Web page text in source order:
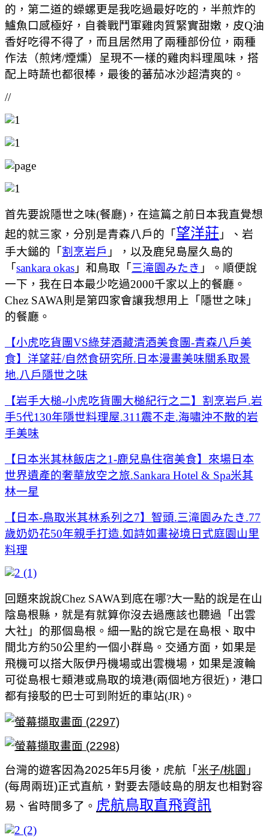
的，第二道的蠑螺更是我吃過最好吃的，半煎炸的
鱸魚口感極好，自養戰鬥軍雞肉質緊實甜嫩，皮Q油
香好吃得不得了，而且居然用了兩種部份位，兩種
作法（煎烤/煙燻）呈現不一樣的雞肉料理風味，搭
配上時蔬也都很棒，最後的蕃茄冰沙超清爽的。
//
首先要說隱世之味(餐廳)，在這篇之前日本我直覺想
起的就三家，分別是青森八戶的「 望洋莊 」、岩
手大鎚的「 割烹岩戶 」，以及鹿兒島屋久島的
「 sankara okas 」和鳥取「 三滝園みたき 」。順便說
一下，我在日本最少吃過2000千家以上的餐廳。
Chez SAWA則是第四家會讓我想用上「隱世之味」
的餐廳。
【小虎吃貨團VS綠芽酒藏清酒美食團-青森八戶美
食】洋望莊/自然食研究所.日本漫畫美味關系取景
地.八戶隱世之味
【岩手大槌-小虎吃貨團大槌紀行之二】割烹岩戶.岩
手5代130年隱世料理屋.311震不走.海嘯沖不散的岩
手美味
【日本米其林飯店之1-鹿兒島住宿美食】來場日本
世界遺產的奢華放空之旅.Sankara Hotel & Spa米其
林一星
【日本-鳥取米其林系列之7】智頭.三滝園みたき.77
歲奶奶花50年親手打造.如詩如畫祕境日式庭園山里
料理
回題來說說Chez SAWA到底在哪?大一點的說是在山
陰島根縣，就是有就算你沒去過應該也聽過「出雲
大社」的那個島根。細一點的說它是在島根、取中
間北方約50公里約一個小群島。交通方面，如果是
飛機可以搭大阪伊丹機場或出雲機場，如果是渡輪
可從島根七類港或鳥取的境港(兩個地方很近)，港口
都有接駁的巴士可到附近的車站(JR)。
台灣的遊客因為2025年5月後，虎航「 米子/桃園 」
(每周兩班)正式直航，對要去隱岐島的朋友也相對容
易、省時間多了。 虎航鳥取直飛資訊